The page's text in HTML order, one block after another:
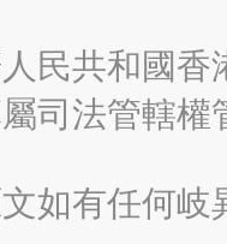
民共和國
司法管轄權
如有任何